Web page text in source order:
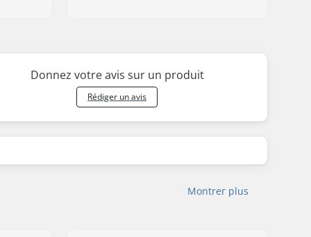
Donnez votre avis sur un produit
Rédiger un avis
Montrer plus